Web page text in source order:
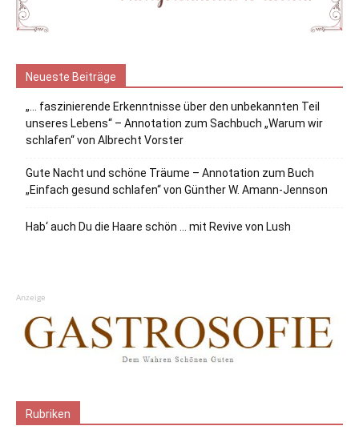
Neueste Beiträge
„… faszinierende Erkenntnisse über den unbekannten Teil
unseres Lebens“ – Annotation zum Sachbuch „Warum wir
schlafen“ von Albrecht Vorster
Gute Nacht und schöne Träume – Annotation zum Buch
„Einfach gesund schlafen“ von Günther W. Amann-Jennson
Hab‘ auch Du die Haare schön … mit Revive von Lush
Anzeige
Rubriken